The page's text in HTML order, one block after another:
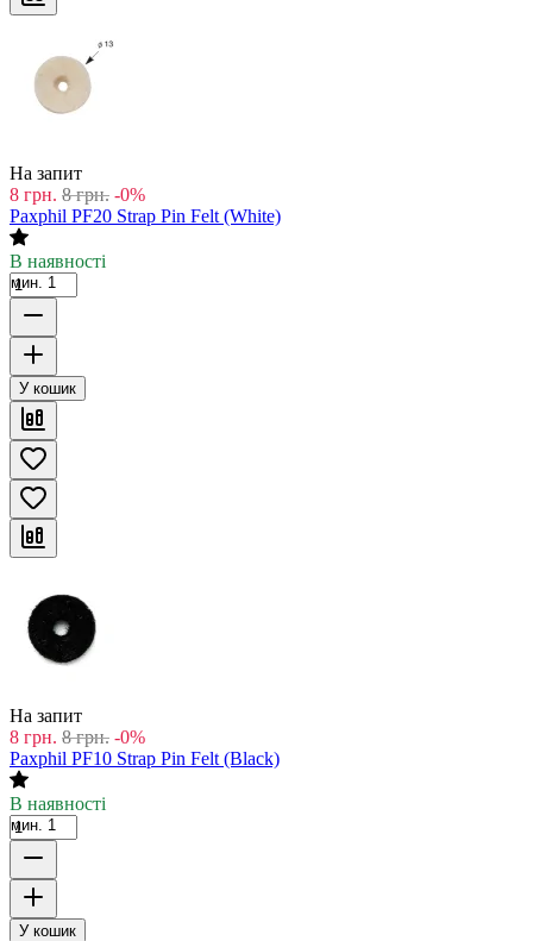
На запит
8 грн. 8 грн. -0%
Paxphil PF20 Strap Pin Felt (White)
В наявності
мин. 1
У кошик
На запит
8 грн. 8 грн. -0%
Paxphil PF10 Strap Pin Felt (Black)
В наявності
мин. 1
У кошик